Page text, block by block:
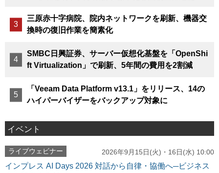
三原赤十字病院、院内ネットワークを刷新、機器交
換時の復旧作業を簡素化
SMBC日興証券、サーバー仮想化基盤を「OpenShi
ft Virtualization」で刷新、5年間の費用を2割減
「Veeam Data Platform v13.1」をリリース、14の
ハイパーバイザーをバックアップ対象に
イベント
ライブウェビナー 2026年9月15日(火)・16日(水) 10:00
インプレス AI Days 2026 対話から自律・協働へ─ビジネス